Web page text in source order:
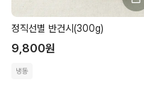
정직선별 반건시(300g)
9,800원
냉동